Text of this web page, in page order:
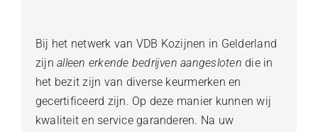
Bij het netwerk van VDB Kozijnen in Gelderland
zijnalleen erkende bedrijven aangesloten die in
het bezit zijn van diverse keurmerken en
gecertificeerd zijn. Op deze manier kunnen wij
kwaliteit en service garanderen. Na uw